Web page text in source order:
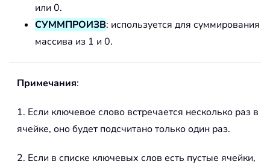
или 0.
СУММПРОИЗВ: используется для суммирования
массива из 1 и 0.
Примечания:
1. Если ключевое слово встречается несколько раз в
ячейке, оно будет подсчитано только один раз.
2. Если в списке ключевых слов есть пустые ячейки,